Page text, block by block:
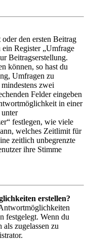
den ersten Beitrag
ein Register „Umfrage
Beitragserstellung.
können, so hast du
Umfragen zu
zwei
Felder eingeben
in einer
festlegen, wie viele
welches Zeitlimit für
zeitlich unbegrenzte
ihre Stimme
erstellen?
festgelegt. Wenn du
zugelassen zu